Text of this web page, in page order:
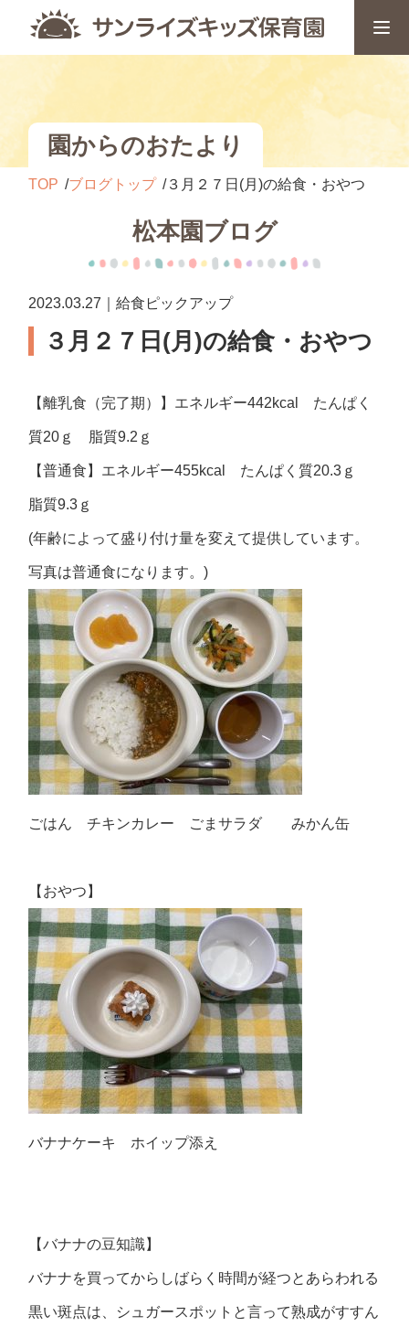
園からのおたより
TOP ブログトップ ３月２７日(月)の給食・おやつ
松本園ブログ
2023.03.27｜給食ピックアップ
３月２７日(月)の給食・おやつ
【離乳食（完了期）】エネルギー442kcal たんぱく
質20ｇ 脂質9.2ｇ
【普通食】エネルギー455kcal たんぱく質20.3ｇ
脂質9.3ｇ
(年齢によって盛り付け量を変えて提供しています。
写真は普通食になります。)
ごはん チキンカレー ごまサラダ みかん缶
【おやつ】
バナナケーキ ホイップ添え
【バナナの豆知識】
バナナを買ってからしばらく時間が経つとあらわれる
黒い斑点は、シュガースポットと言って熟成がすすん